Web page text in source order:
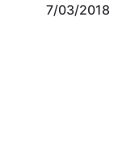
7/03/2018